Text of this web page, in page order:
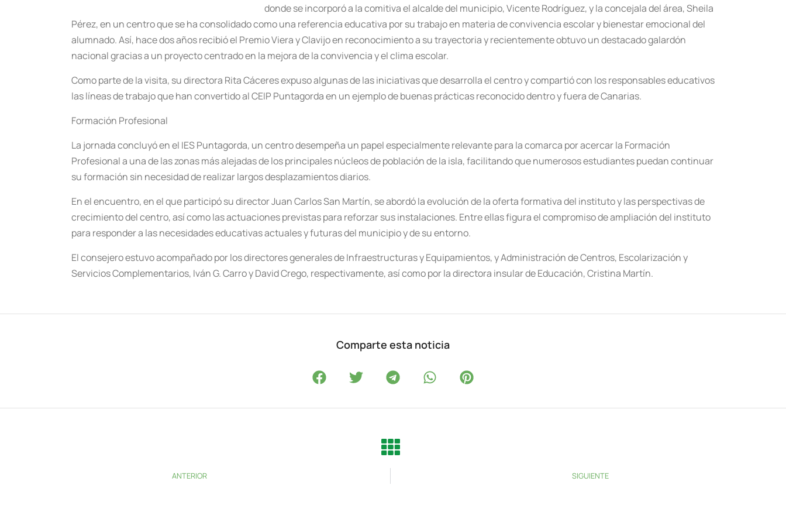
donde se incorporó a la comitiva el alcalde del municipio, Vicente Rodríguez, y la concejala del área, Sheila
Pérez, en un centro que se ha consolidado como una referencia educativa por su trabajo en materia de convivencia escolar y bienestar emocional del
alumnado. Así, hace dos años recibió el Premio Viera y Clavijo en reconocimiento a su trayectoria y recientemente obtuvo un destacado galardón
nacional gracias a un proyecto centrado en la mejora de la convivencia y el clima escolar.
Como parte de la visita, su directora Rita Cáceres expuso algunas de las iniciativas que desarrolla el centro y compartió con los responsables educativos
las líneas de trabajo que han convertido al CEIP Puntagorda en un ejemplo de buenas prácticas reconocido dentro y fuera de Canarias.
Formación Profesional
La jornada concluyó en el IES Puntagorda, un centro desempeña un papel especialmente relevante para la comarca por acercar la Formación
Profesional a una de las zonas más alejadas de los principales núcleos de población de la isla, facilitando que numerosos estudiantes puedan continuar
su formación sin necesidad de realizar largos desplazamientos diarios.
En el encuentro, en el que participó su director Juan Carlos San Martín, se abordó la evolución de la oferta formativa del instituto y las perspectivas de
crecimiento del centro, así como las actuaciones previstas para reforzar sus instalaciones. Entre ellas figura el compromiso de ampliación del instituto
para responder a las necesidades educativas actuales y futuras del municipio y de su entorno.
El consejero estuvo acompañado por los directores generales de Infraestructuras y Equipamientos, y Administración de Centros, Escolarización y
Servicios Complementarios, Iván G. Carro y David Crego, respectivamente, así como por la directora insular de Educación, Cristina Martín.
Comparte esta noticia
ANTERIOR SIGUIENTE